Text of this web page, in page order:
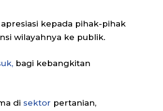
kepada pihak-pihak
wilayahnya ke publik.
bagi kebangkitan
di sektor pertanian,